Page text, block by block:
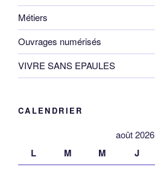
Métiers
Ouvrages numérisés
VIVRE SANS EPAULES
CALENDRIER
août 2026
L M M J